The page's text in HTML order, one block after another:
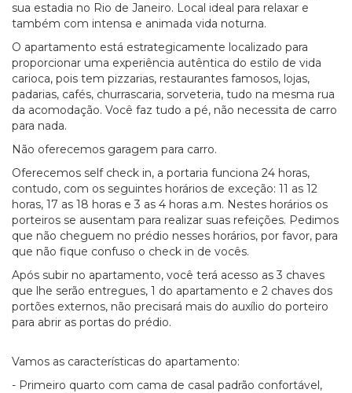
sua estadia no Rio de Janeiro. Local ideal para relaxar e
também com intensa e animada vida noturna.
O apartamento está estrategicamente localizado para
proporcionar uma experiência autêntica do estilo de vida
carioca, pois tem pizzarias, restaurantes famosos, lojas,
padarias, cafés, churrascaria, sorveteria, tudo na mesma rua
da acomodação. Você faz tudo a pé, não necessita de carro
para nada.
Não oferecemos garagem para carro.
Oferecemos self check in, a portaria funciona 24 horas,
contudo, com os seguintes horários de exceção: 11 as 12
horas, 17 as 18 horas e 3 as 4 horas a.m. Nestes horários os
porteiros se ausentam para realizar suas refeições. Pedimos
que não cheguem no prédio nesses horários, por favor, para
que não fique confuso o check in de vocês.
Após subir no apartamento, você terá acesso as 3 chaves
que lhe serão entregues, 1 do apartamento e 2 chaves dos
portões externos, não precisará mais do auxílio do porteiro
para abrir as portas do prédio.
Vamos as características do apartamento:
- Primeiro quarto com cama de casal padrão confortável,